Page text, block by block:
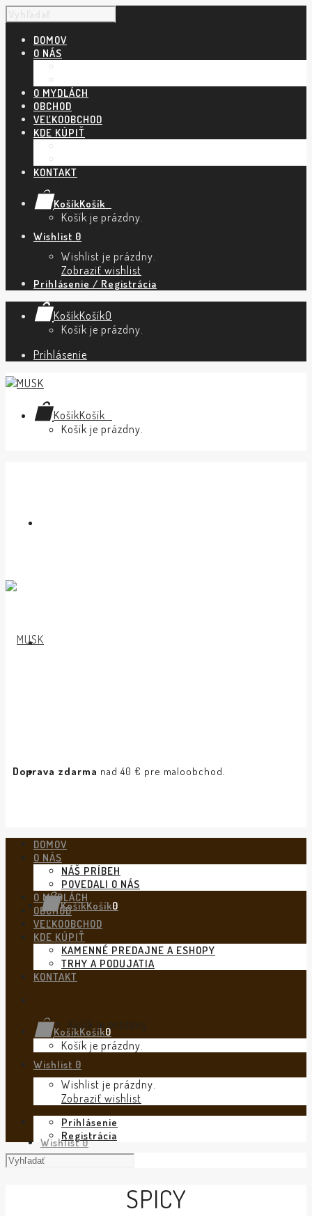
DOMOV
O NÁS
O MYDLÁCH
OBCHOD
VEĽKOOBCHOD
KDE KÚPIŤ
KONTAKT
KošíkKošík
Košík je prázdny.
Wishlist 0
Wishlist je prázdny.
Zobraziť wishlist
Prihlásenie / Registrácia
KošíkKošík0
Košík je prázdny.
Prihlásenie
KošíkKošík
Košík je prázdny.
Doprava zdarma nad 40 € pre maloobchod.
KošíkKošík0
Košík je prázdny.
Wishlist 0
DOMOV
O NÁS
NÁŠ PRÍBEH
POVEDALI O NÁS
O MYDLÁCH
OBCHOD
VEĽKOOBCHOD
KDE KÚPIŤ
KAMENNÉ PREDAJNE A ESHOPY
TRHY A PODUJATIA
KONTAKT
KošíkKošík0
Košík je prázdny.
Wishlist 0
Wishlist je prázdny.
Zobraziť wishlist
Prihlásenie
Registrácia
SPICY